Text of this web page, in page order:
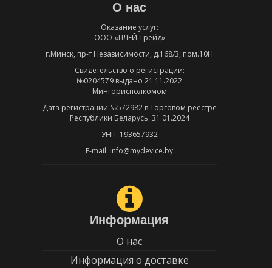
О нас
Оказание услуг:
ООО «ПЛЕЙ Трейд»
г.Минск, пр-т Независимости, д.168/3, пом.10Н
Свидетельство о регистрации:
№0204579 выдано 21.11.2022
Мингорисполкомом
Дата регистрации №572982 в Торговом реестре
Республики Беларусь: 31.01.2024
УНП: 193657932
E-mail: info@mydevice.by
Информация
О нас
Информация о доставке